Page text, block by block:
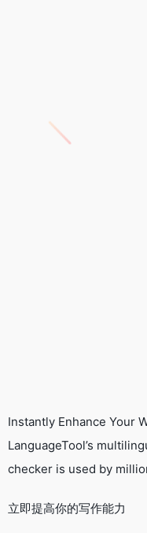
Instantly Enhance Your
LanguageTool’s
checker is used by
立即提高你的写作能力